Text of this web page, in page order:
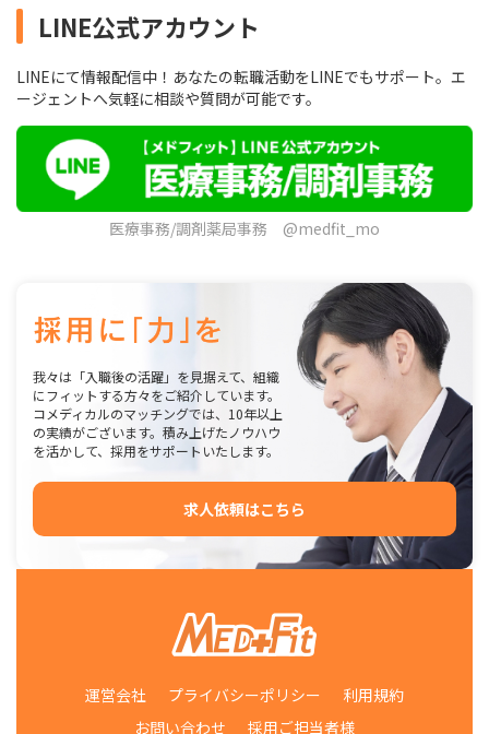
LINE公式アカウント
LINEにて情報配信中！あなたの転職活動をLINEでもサポート。エ
ージェントへ気軽に相談や質問が可能です。
医療事務/調剤薬局事務 @medfit_mo
我々は「入職後の活躍」を見据えて、組織
にフィットする方々をご紹介しています。
コメディカルのマッチングでは、10年以上
の実績がございます。積み上げたノウハウ
を活かして、採用をサポートいたします。
求人依頼はこちら
運営会社 プライバシーポリシー
利用規約
お問い合わせ
採用ご担当者様